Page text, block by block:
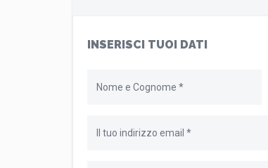
INSERISCI TUOI DATI